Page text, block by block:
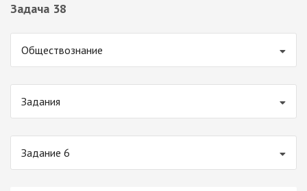
Задача 38
Обществознание
Задания
Задание 6